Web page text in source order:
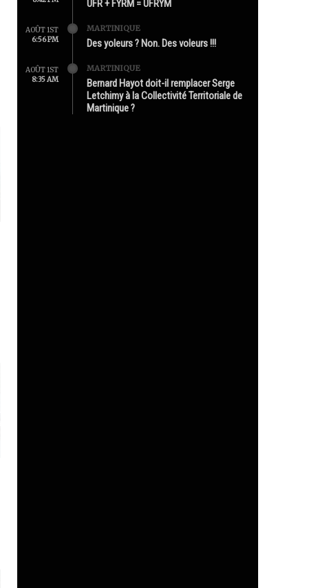
UFR + FYRM = UFRYM
AOÛT 1ST
6:56 PM
MARTINIQUE
Des yoleurs ? Non. Des voleurs !!!
AOÛT 1ST
8:35 AM
MARTINIQUE
Bernard Hayot doit-il remplacer Serge
Letchimy à la Collectivité Territoriale de
Martinique ?